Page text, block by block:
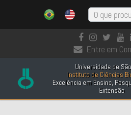
Entre em
Universidade de
Instituto de Ciências
Excelência em Ensino,
Extensão